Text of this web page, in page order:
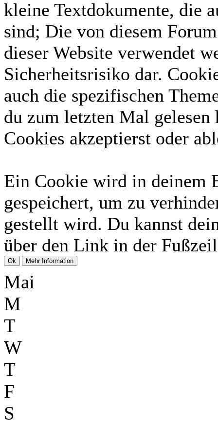
kleine Textdokumente, die
sind; Die von diesem
dieser Website verwendet
Sicherheitsrisiko dar.
auch die spezifischen
du zum letzten Mal gelesen
Cookies akzeptierst oder
Ein Cookie wird in deinem
gespeichert, um zu
gestellt wird. Du kannst
über den Link in der
Mai
M
T
W
T
F
S